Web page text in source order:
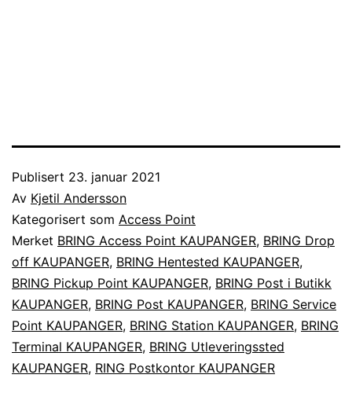
Publisert 23. januar 2021
Av Kjetil Andersson
Kategorisert som Access Point
Merket BRING Access Point KAUPANGER, BRING Drop
off KAUPANGER, BRING Hentested KAUPANGER,
BRING Pickup Point KAUPANGER, BRING Post i Butikk
KAUPANGER, BRING Post KAUPANGER, BRING Service
Point KAUPANGER, BRING Station KAUPANGER, BRING
Terminal KAUPANGER, BRING Utleveringssted
KAUPANGER, RING Postkontor KAUPANGER